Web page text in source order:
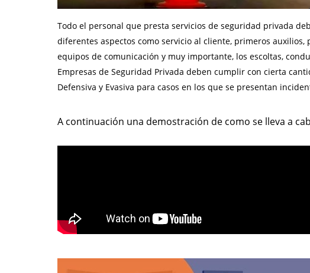
Todo el personal que presta servicios de seguridad privada
diferentes aspectos como servicio al cliente, primeros auxilios,
equipos de comunicación y muy importante, los escoltas,
Empresas de Seguridad Privada deben cumplir con cierta
Defensiva y Evasiva para casos en los que se presentan
A continuación una demostración de como se lleva a